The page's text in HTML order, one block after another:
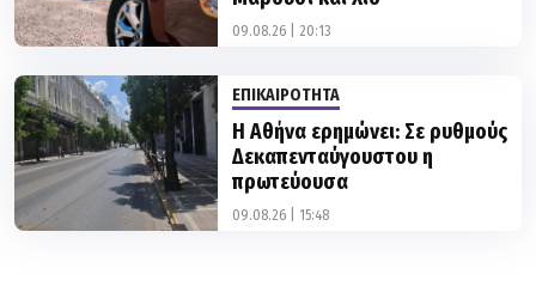
09.08.26 | 20:13
ΕΠΙΚΑΙΡΟΤΗΤΑ
Η Αθήνα ερημώνει: Σε ρυθμούς
Δεκαπενταύγουστου η
πρωτεύουσα
09.08.26 | 15:48